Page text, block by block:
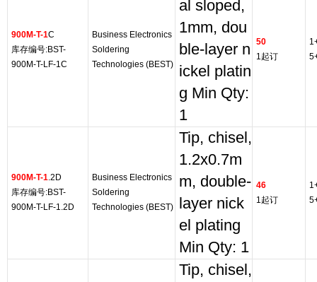
900M-T-1C
库存编号:BST-
900M-T-LF-1C
Business Electronics
Soldering
Technologies (BEST)
al sloped,
1mm, dou
ble-layer n
ickel platin
g Min Qty:
1
50
1起订
900M-T-1.2D
库存编号:BST-
900M-T-LF-1.2D
Business Electronics
Soldering
Technologies (BEST)
Tip, chisel,
1.2x0.7m
m, double-
layer nick
el plating
Min Qty: 1
46
1起订
Tip, chisel,